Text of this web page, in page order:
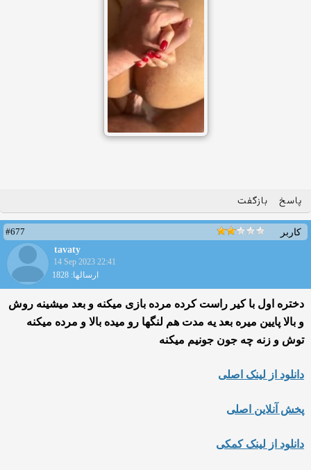
پاسخ بازگفت
کاربر
#677
tavaty
14 Sep 2023 22:41
ارسالها: 1828
دختره اول با کیر راست کرده مرده بازی میکنه و بعد میشینه روش
و بالا پایین میره بعد یه مدت هم لنگها رو میده بالا و مرده میکنه
توش و زنه چه جون جونیم میکنه
دانلود از لینک اصلی
پخش آنلاین اصلی
دانلود از لینک کمکی